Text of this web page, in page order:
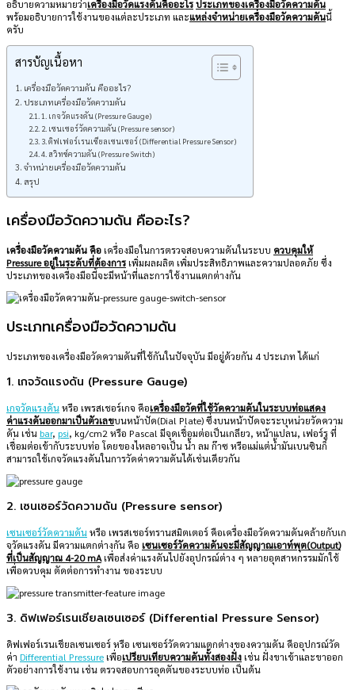
อธิบายความหมายว่าเครื่องมือวัดแรงดันคืออะไรประเภทของเครื่องมือวัดความดัน
พร้อมอธิบายการใช้งานของแต่ละประเภท และแหล่งจำหน่ายเครื่องมือวัดความดันนี้
ครับ
สารบัญเนื้อหา
เครื่องมือวัดความดัน คืออะไร?
ประเภทเครื่องมือวัดความดัน
1. เกจวัดแรงดัน (Pressure Gauge)
2. เซนเซอร์วัดความดัน (Pressure sensor)
3. ดิฟเฟอร์เรนเชียลเซนเซอร์ (Differential Pressure Sensor)
4. สวิทช์ความดัน (Pressure Switch)
จำหน่ายเครื่องมือวัดความดัน
สรุป
เครื่องมือวัดความดัน คืออะไร?
เครื่องมือวัดความดัน คือเครื่องมือในการตรวจสอบความดันในระบบ ควบคุมให้
Pressure อยู่ในระดับที่ต้องการเพิ่มผลผลิต เพิ่มประสิทธิภาพและความปลอดภัย ซึ่ง
ประเภทของเครื่องมือนี้จะมีหน้าที่และการใช้งานแตกต่างกัน
ประเภทเครื่องมือวัดความดัน
ประเภทของเครื่องมือวัดความดันที่ใช้กันในปัจจุบัน มีอยู่ด้วยกัน 4 ประเภท ได้แก่
1. เกจวัดแรงดัน (Pressure Gauge)
เกจวัดแรงดันหรือ เพรสเชอร์เกจ คือเครื่องมือวัดที่ใช้วัดความดันในระบบท่อแสดง
ค่าแรงดันออกมาเป็นตัวเลขบนหน้าปัด(Dial Plate) ซึ่งบนหน้าปัดจะระบุหน่วยวัดความ
ดัน เช่นbar, psi, kg/cm2 หรือ Pascal มีจุดเชื่อมต่อเป็นเกลียว, หน้าแปลน, เฟอร์รู ที่
เชื่อมต่อเข้ากับระบบท่อ โดยของไหลอาจเป็น น้ำ ลม ก๊าซ หรือแม่แต่น้ำมันเบนซินก็
สามารถใช้เกจวัดแรงดันในการวัดค่าความดันได้เช่นเดียวกัน
2. เซนเซอร์วัดความดัน (Pressure sensor)
เซนเซอร์วัดความดันหรือ เพรสเชอร์ทรานสมิตเตอร์ คือเครื่องมือวัดความดันคล้ายกับเก
จวัดแรงดัน มีความแตกต่างกัน คือ เซนเซอร์วัดความดันจะมีสัญญาณเอาท์พุต(Output)
ที่เป็นสัญญาณ 4-20 mAเพื่อส่งค่าแรงดันไปยังอุปกรณ์ต่าง ๆ หลายอุตสาหกรรมมักใช้
เพื่อควบคุม ตัดต่อการทำงาน ของระบบ
3. ดิฟเฟอร์เรนเชียลเซนเซอร์ (Differential Pressure Sensor)
ดิฟเฟอร์เรนเชียลเซนเซอร์ หรือ เซนเซอร์วัดความแตกต่างของความดัน คืออุปกรณ์วัด
ค่า Differential Pressureเพื่อเปรียบเทียบความดันทั้งสองฝั่งเช่น ฝั่งขาเข้าและขาออก
ตัวอย่างการใช้งาน เช่น ตรวจสอบการอุดตันของระบบท่อ เป็นต้น